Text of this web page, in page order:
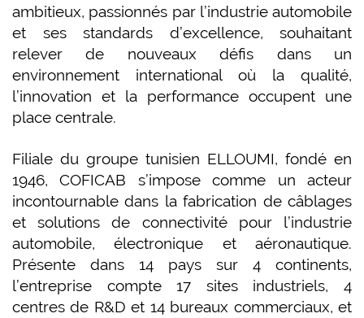
ambitieux, passionnés par l’industrie automobile
et ses standards d’excellence, souhaitant
relever de nouveaux défis dans un
environnement international où la qualité,
l’innovation et la performance occupent une
place centrale.
Filiale du groupe tunisien ELLOUMI, fondé en
1946, COFICAB s’impose comme un acteur
incontournable dans la fabrication de câblages
et solutions de connectivité pour l’industrie
automobile, électronique et aéronautique.
Présente dans 14 pays sur 4 continents,
l’entreprise compte 17 sites industriels, 4
centres de R&D et 14 bureaux commerciaux, et